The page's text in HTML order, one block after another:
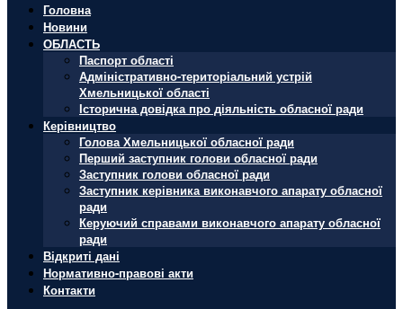
Головна
Новини
ОБЛАСТЬ
Паспорт області
Адміністративно-територіальний устрій
Хмельницької області
Історична довідка про діяльність обласної ради
Керівництво
Голова Хмельницької обласної ради
Перший заступник голови обласної ради
Заступник голови обласної ради
Заступник керівника виконавчого апарату обласної
ради
Керуючий справами виконавчого апарату обласної
ради
Відкриті дані
Нормативно-правові акти
Контакти